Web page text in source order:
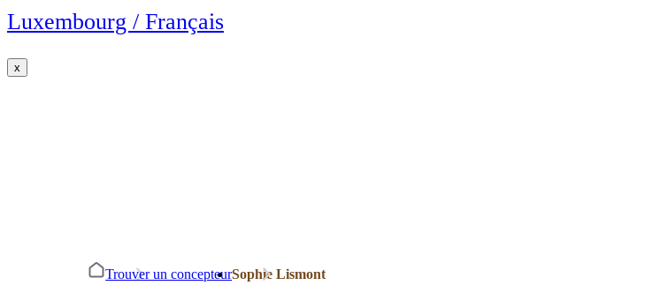
Luxembourg / Français
x
Trouver un concepteurSophie Lismont